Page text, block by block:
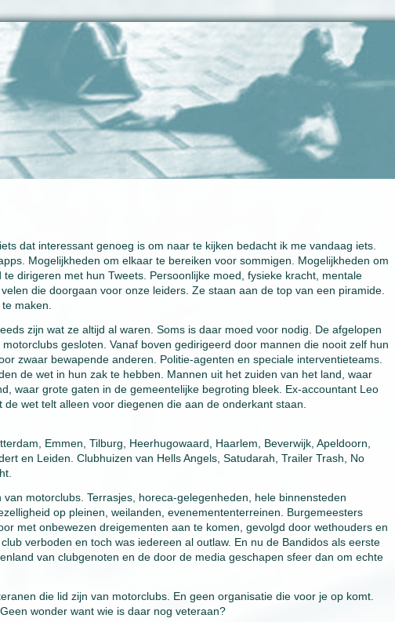
dat interessant genoeg is om naar te kijken bedacht ik me vandaag iets.
Mogelijkheden om elkaar te bereiken voor sommigen. Mogelijkheden om
dirigeren met hun Tweets. Persoonlijke moed, fysieke kracht, mentale
die doorgaan voor onze leiders. Ze staan aan de top van een piramide.
maken.
zijn wat ze altijd al waren. Soms is daar moed voor nodig. De afgelopen
gesloten. Vanaf boven gedirigeerd door mannen die nooit zelf hun
zwaar bewapende anderen. Politie-agenten en speciale interventieteams.
de wet in hun zak te hebben. Mannen uit het zuiden van het land, waar
waar grote gaten in de gemeentelijke begroting bleek. Ex-accountant Leo
wet telt alleen voor diegenen die aan de onderkant staan.
Emmen, Tilburg, Heerhugowaard, Haarlem, Beverwijk, Apeldoorn,
en Leiden. Clubhuizen van Hells Angels, Satudarah, Trailer Trash, No
motorclubs. Terrasjes, horeca-gelegenheden, hele binnensteden
op pleinen, weilanden, evenemententerreinen. Burgemeesters
met onbewezen dreigementen aan te komen, gevolgd door wethouders en
verboden en toch was iedereen al outlaw. En nu de Bandidos als eerste
van clubgenoten en de door de media geschapen sfeer dan om echte
die lid zijn van motorclubs. En geen organisatie die voor je op komt.
wonder want wie is daar nog veteraan?